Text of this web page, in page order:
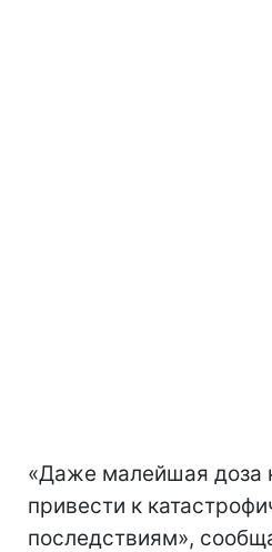
«Даже малейшая доза
привести к
последствиям»,